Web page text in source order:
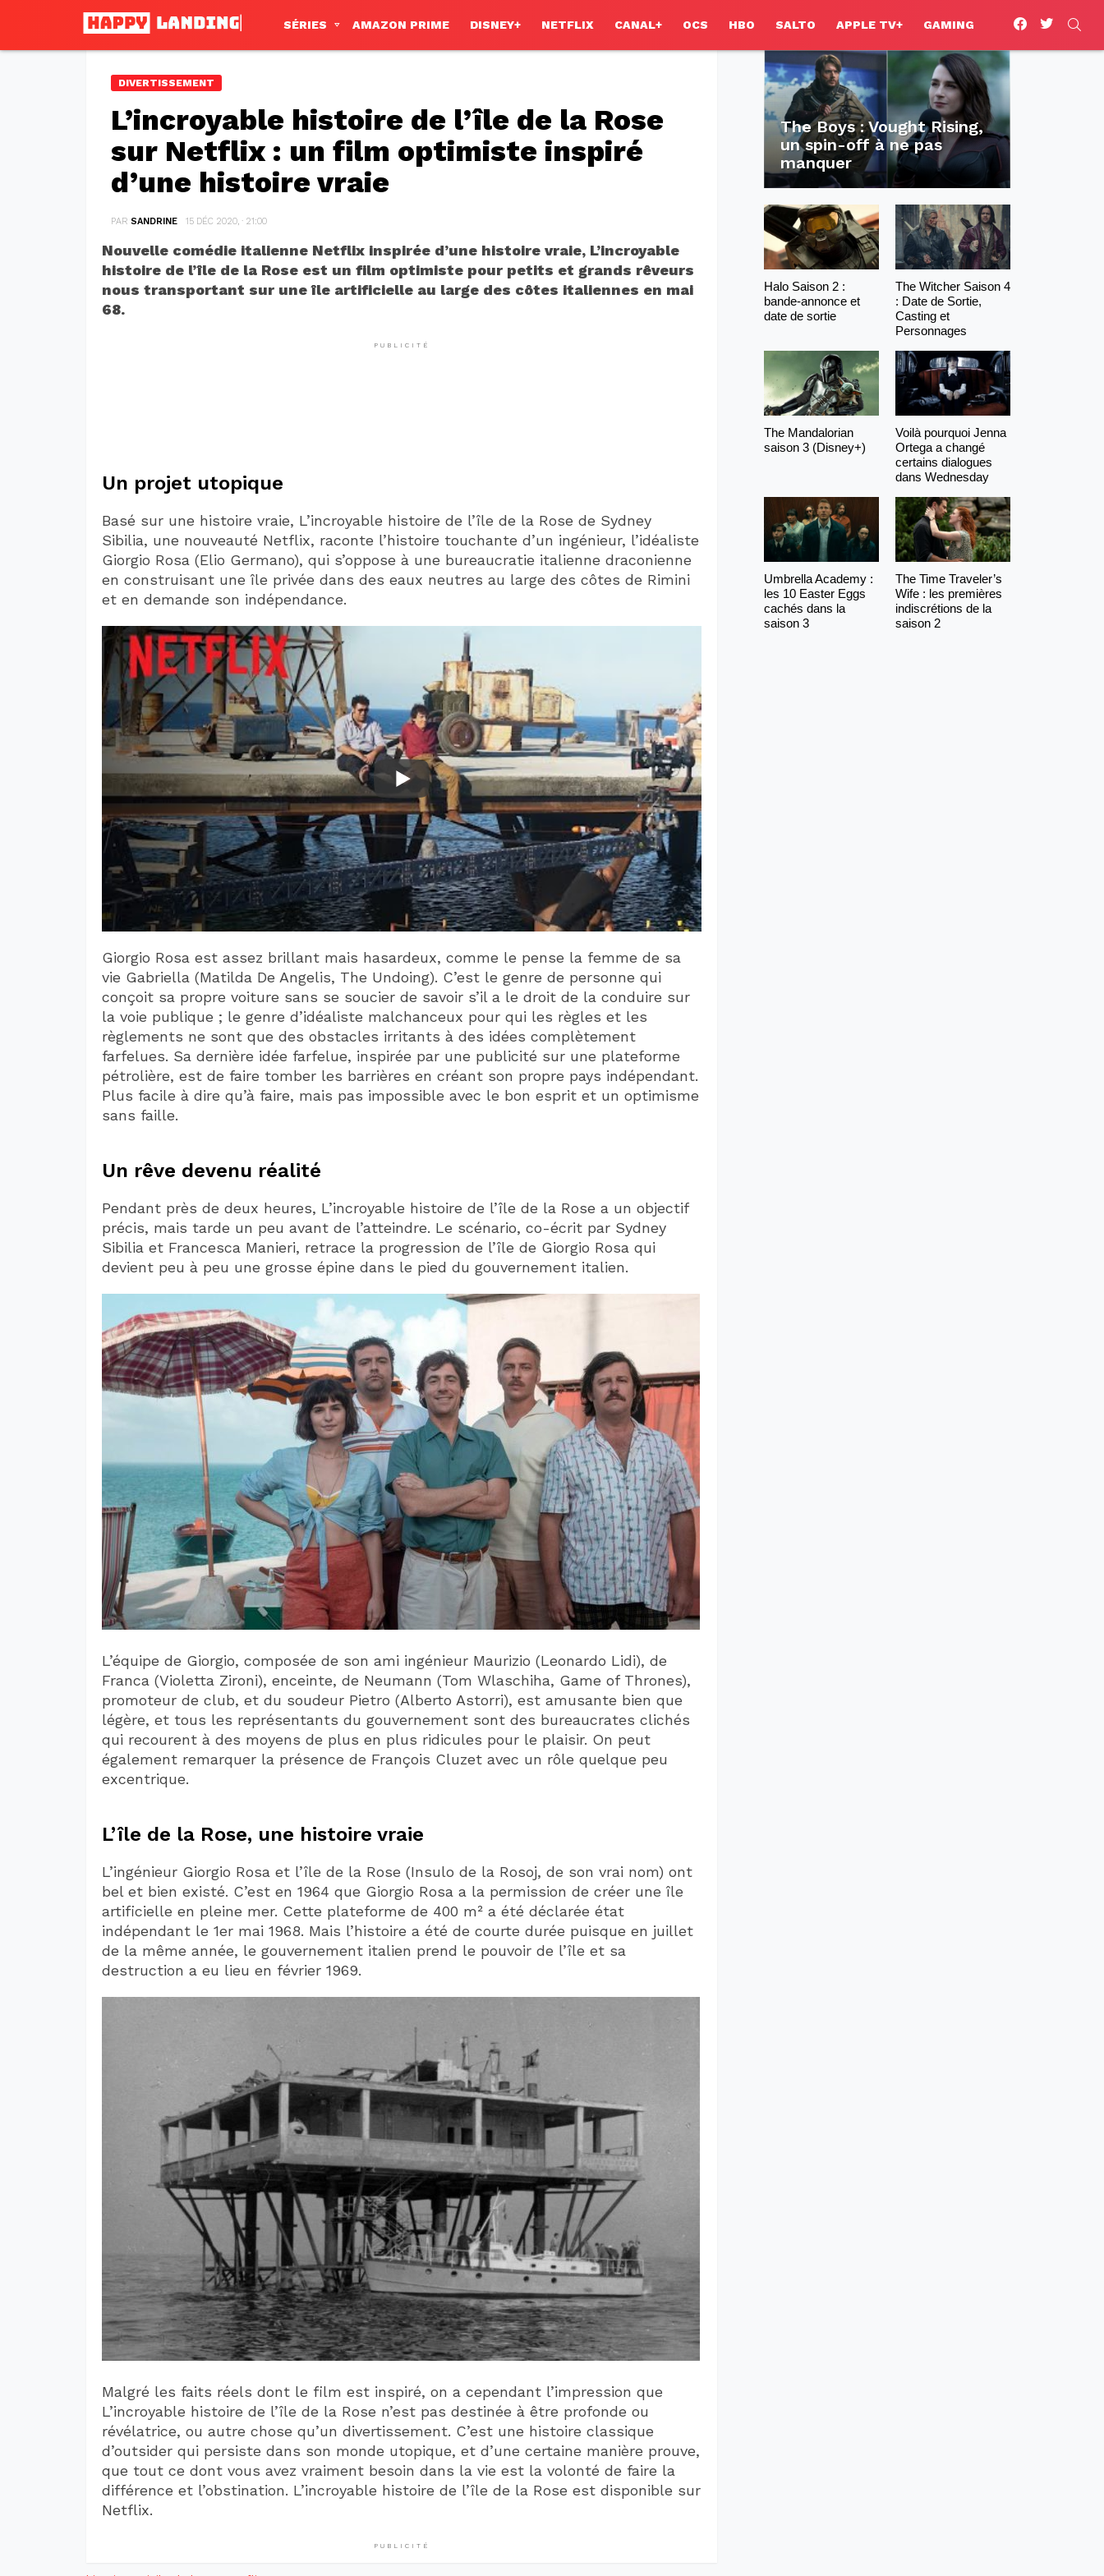
SÉRIES AMAZON PRIME DISNEY+ NETFLIX CANAL+ OCS HBO SALTO APPLE TV+ GAMING
facebooktwitter
DIVERTISSEMENT
L’incroyable histoire de l’île de la Rose
sur Netflix : un film optimiste inspiré
d’une histoire vraie
PAR SANDRINE 15 DÉC 2020, · 21:00
Nouvelle comédie italienne Netflix inspirée d’une histoire vraie, L’incroyable
histoire de l’île de la Rose est un film optimiste pour petits et grands rêveurs
nous transportant sur une île artificielle au large des côtes italiennes en mai
68.
PUBLICITÉ
Un projet utopique
Basé sur une histoire vraie, L’incroyable histoire de l’île de la Rose de Sydney
Sibilia, une nouveauté Netflix, raconte l’histoire touchante d’un ingénieur, l’idéaliste
Giorgio Rosa (Elio Germano), qui s’oppose à une bureaucratie italienne draconienne
en construisant une île privée dans des eaux neutres au large des côtes de Rimini
et en demande son indépendance.
Giorgio Rosa est assez brillant mais hasardeux, comme le pense la femme de sa
vie Gabriella (Matilda De Angelis, The Undoing). C’est le genre de personne qui
conçoit sa propre voiture sans se soucier de savoir s’il a le droit de la conduire sur
la voie publique ; le genre d’idéaliste malchanceux pour qui les règles et les
règlements ne sont que des obstacles irritants à des idées complètement
farfelues. Sa dernière idée farfelue, inspirée par une publicité sur une plateforme
pétrolière, est de faire tomber les barrières en créant son propre pays indépendant.
Plus facile à dire qu’à faire, mais pas impossible avec le bon esprit et un optimisme
sans faille.
Un rêve devenu réalité
Pendant près de deux heures, L’incroyable histoire de l’île de la Rose a un objectif
précis, mais tarde un peu avant de l’atteindre. Le scénario, co-écrit par Sydney
Sibilia et Francesca Manieri, retrace la progression de l’île de Giorgio Rosa qui
devient peu à peu une grosse épine dans le pied du gouvernement italien.
L’équipe de Giorgio, composée de son ami ingénieur Maurizio (Leonardo Lidi), de
Franca (Violetta Zironi), enceinte, de Neumann (Tom Wlaschiha, Game of Thrones),
promoteur de club, et du soudeur Pietro (Alberto Astorri), est amusante bien que
légère, et tous les représentants du gouvernement sont des bureaucrates clichés
qui recourent à des moyens de plus en plus ridicules pour le plaisir. On peut
également remarquer la présence de François Cluzet avec un rôle quelque peu
excentrique.
L’île de la Rose, une histoire vraie
L’ingénieur Giorgio Rosa et l’île de la Rose (Insulo de la Rosoj, de son vrai nom) ont
bel et bien existé. C’est en 1964 que Giorgio Rosa a la permission de créer une île
artificielle en pleine mer. Cette plateforme de 400 m² a été déclarée état
indépendant le 1er mai 1968. Mais l’histoire a été de courte durée puisque en juillet
de la même année, le gouvernement italien prend le pouvoir de l’île et sa
destruction a eu lieu en février 1969.
Malgré les faits réels dont le film est inspiré, on a cependant l’impression que
L’incroyable histoire de l’île de la Rose n’est pas destinée à être profonde ou
révélatrice, ou autre chose qu’un divertissement. C’est une histoire classique
d’outsider qui persiste dans son monde utopique, et d’une certaine manière prouve,
que tout ce dont vous avez vraiment besoin dans la vie est la volonté de faire la
différence et l’obstination. L’incroyable histoire de l’île de la Rose est disponible sur
Netflix.
PUBLICITÉ
The Boys : Vought Rising,
un spin-off à ne pas
manquer
Halo Saison 2 :
bande-annonce et
date de sortie
The Witcher Saison 4
: Date de Sortie,
Casting et
Personnages
The Mandalorian
saison 3 (Disney+)
Voilà pourquoi Jenna
Ortega a changé
certains dialogues
dans Wednesday
Umbrella Academy :
les 10 Easter Eggs
cachés dans la
saison 3
The Time Traveler’s
Wife : les premières
indiscrétions de la
saison 2